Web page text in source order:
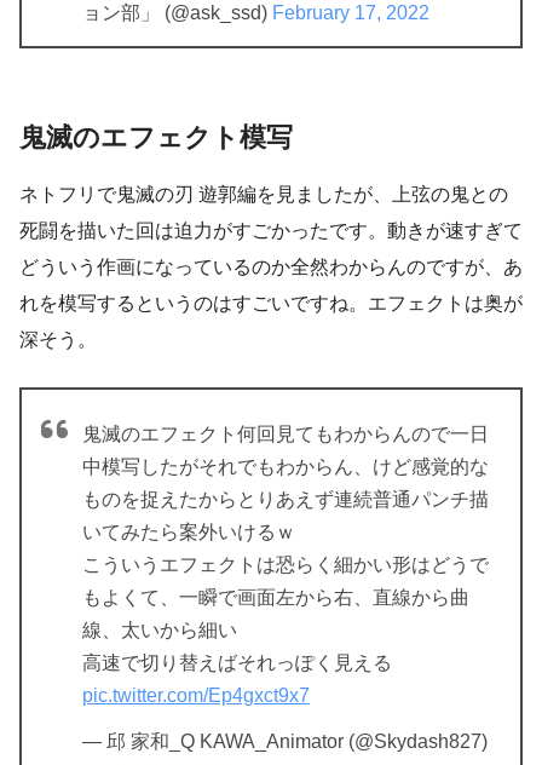
ョン部」 (@ask_ssd) February 17, 2022
鬼滅のエフェクト模写
ネトフリで鬼滅の刃 遊郭編を見ましたが、上弦の鬼との
死闘を描いた回は迫力がすごかったです。動きが速すぎて
どういう作画になっているのか全然わからんのですが、あ
れを模写するというのはすごいですね。エフェクトは奥が
深そう。
鬼滅のエフェクト何回見てもわからんので一日
中模写したがそれでもわからん、けど感覚的な
ものを捉えたからとりあえず連続普通パンチ描
いてみたら案外いけるｗ
こういうエフェクトは恐らく細かい形はどうで
もよくて、一瞬で画面左から右、直線から曲
線、太いから細い
高速で切り替えばそれっぽく見える
pic.twitter.com/Ep4gxct9x7
— 邱 家和_Q KAWA_Animator (@Skydash827)